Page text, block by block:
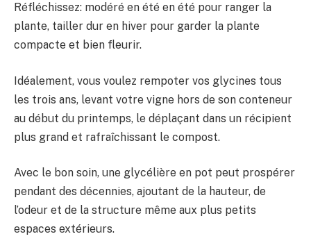
Réfléchissez: modéré en été en été pour ranger la
plante, tailler dur en hiver pour garder la plante
compacte et bien fleurir.
Idéalement, vous voulez rempoter vos glycines tous
les trois ans, levant votre vigne hors de son conteneur
au début du printemps, le déplaçant dans un récipient
plus grand et rafraîchissant le compost.
Avec le bon soin, une glycélière en pot peut prospérer
pendant des décennies, ajoutant de la hauteur, de
l’odeur et de la structure même aux plus petits
espaces extérieurs.